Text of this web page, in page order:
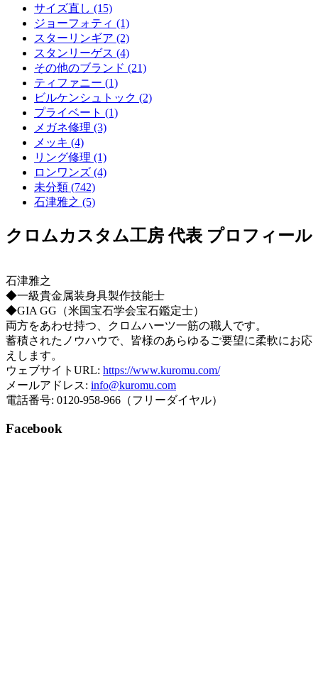
サイズ直し (15)
ジョーフォティ (1)
スターリンギア (2)
スタンリーゲス (4)
その他のブランド (21)
ティファニー (1)
ビルケンシュトック (2)
プライベート (1)
メガネ修理 (3)
メッキ (4)
リング修理 (1)
ロンワンズ (4)
未分類 (742)
石津雅之 (5)
クロムカスタム工房 代表 プロフィール
石津雅之
◆一級貴金属装身具製作技能士
◆GIA GG（米国宝石学会宝石鑑定士）
両方をあわせ持つ、クロムハーツ一筋の職人です。
蓄積されたノウハウで、皆様のあらゆるご要望に柔軟にお応
えします。
ウェブサイトURL: https://www.kuromu.com/
メールアドレス: info@kuromu.com
電話番号: 0120-958-966（フリーダイヤル）
Facebook